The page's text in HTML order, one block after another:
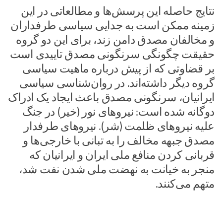
نتایج حاصله این پرسش‌ها و مطالعاتی در این
زمینه ممکن است به جدایی سیاسی طرفداران
و مخالفان مصدق دامن زند، برای این دو گروه
حقیقت چگونگی سرنگونی مصدق تاییدی است
بر قضاوتی که از پیش درباره ماهیت سیاسی
گروه دیگر داشته‌اند. در روان‌شناسی سیاسی
ایرانیان، سرنگونی مصدق باعث ایجاد یک ادراک
دوگانه شده است: نیروهای نور (خیر) در جنگ
علیه نیروهای ظلمت (شر). نیروهای طرفدار
مصدق جبهه مخالف را به تبانی با خارجی‌ها و
قربانی کردن منافع ملی ایران و ایرانیان که
منجر به خیانت به نهضت ملی شدن نفت شد،
متهم می‌کنند.